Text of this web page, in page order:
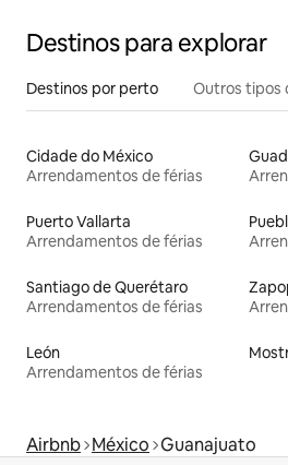
Destinos para explorar
Destinos por perto Outros tipos
Cidade do México
Arrendamentos de férias
Puerto Vallarta
Arrendamentos de férias
Santiago de Querétaro
Arrendamentos de férias
León
Arrendamentos de férias
Airbnb México Guanajuato